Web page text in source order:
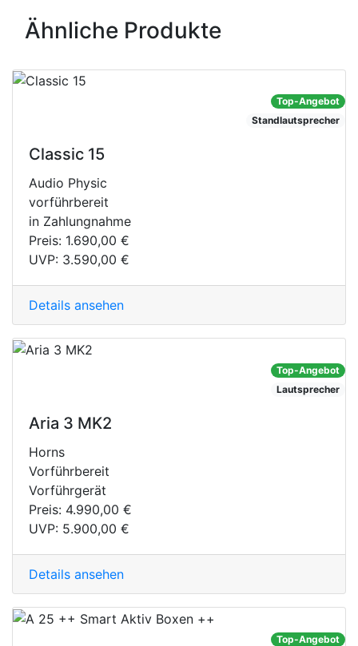
Ähnliche Produkte
Top-Angebot
Standlautsprecher
Classic 15
Audio Physic
vorführbereit
in Zahlungnahme
Preis: 1.690,00 €
UVP: 3.590,00 €
Details ansehen
Top-Angebot
Lautsprecher
Aria 3 MK2
Horns
Vorführbereit
Vorführgerät
Preis: 4.990,00 €
UVP: 5.900,00 €
Details ansehen
Top-Angebot